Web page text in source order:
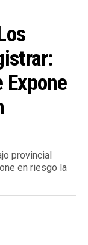
Expone
provincial
en riesgo la